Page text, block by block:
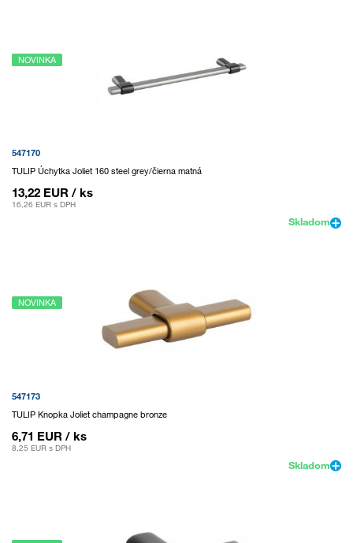
NOVINKA
547170
TULIP Úchytka Joliet 160 steel grey/čierna matná
13,22 EUR / ks
16,26 EUR s DPH
Skladom
NOVINKA
547173
TULIP Knopka Joliet champagne bronze
6,71 EUR / ks
8,25 EUR s DPH
Skladom